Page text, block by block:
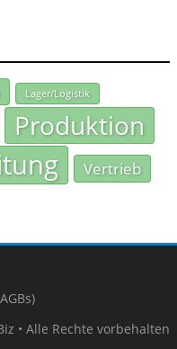
Lager/Logistik
Produktion
Vertrieb
• Alle Rechte vorbehalten